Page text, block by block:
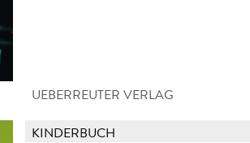
UEBERREUTER VERLAG
KINDERBUCH